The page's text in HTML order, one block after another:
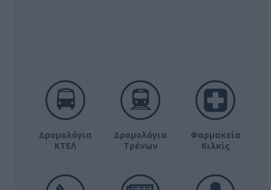
Δρομολόγια
ΚΤΕΛ
Δρομολόγια
Τρένων
Φαρμακεία
Κιλκίς